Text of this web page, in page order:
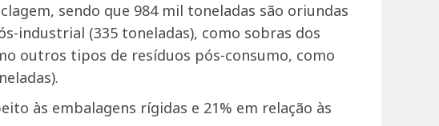
sendo que 984 mil toneladas são oriundas
industrial (335 toneladas), como sobras dos
outros tipos de resíduos pós-consumo, como
às embalagens rígidas e 21% em relação às